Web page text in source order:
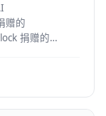
赠的
捐赠的